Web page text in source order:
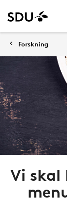
Forskning
Vi skal